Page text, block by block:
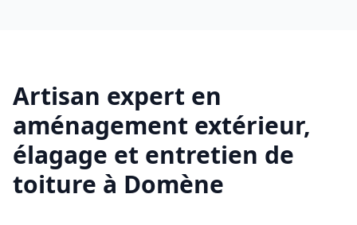
Artisan expert en
aménagement extérieur,
élagage et entretien de
toiture à Domène